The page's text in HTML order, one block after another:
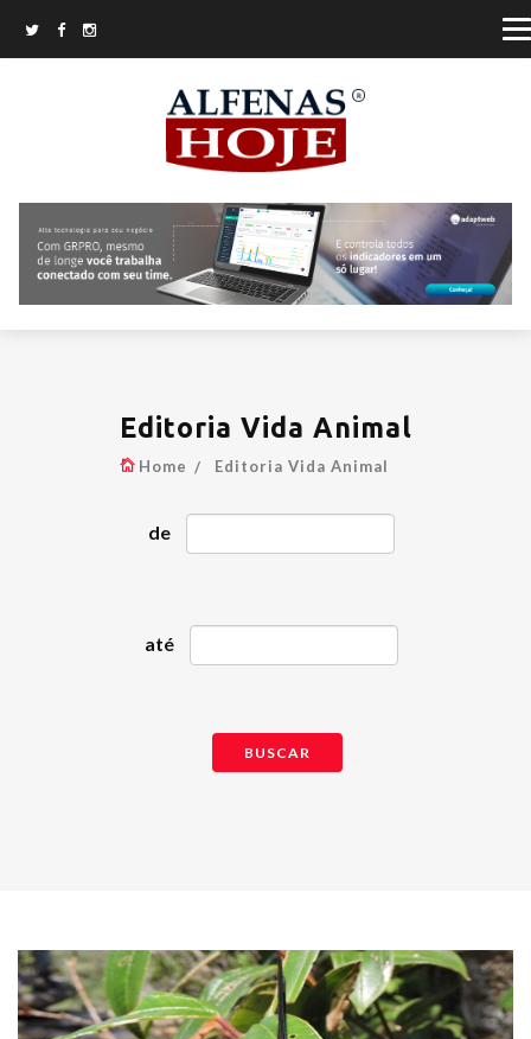
Editoria Vida Animal
Home Editoria Vida Animal
de
até
BUSCAR